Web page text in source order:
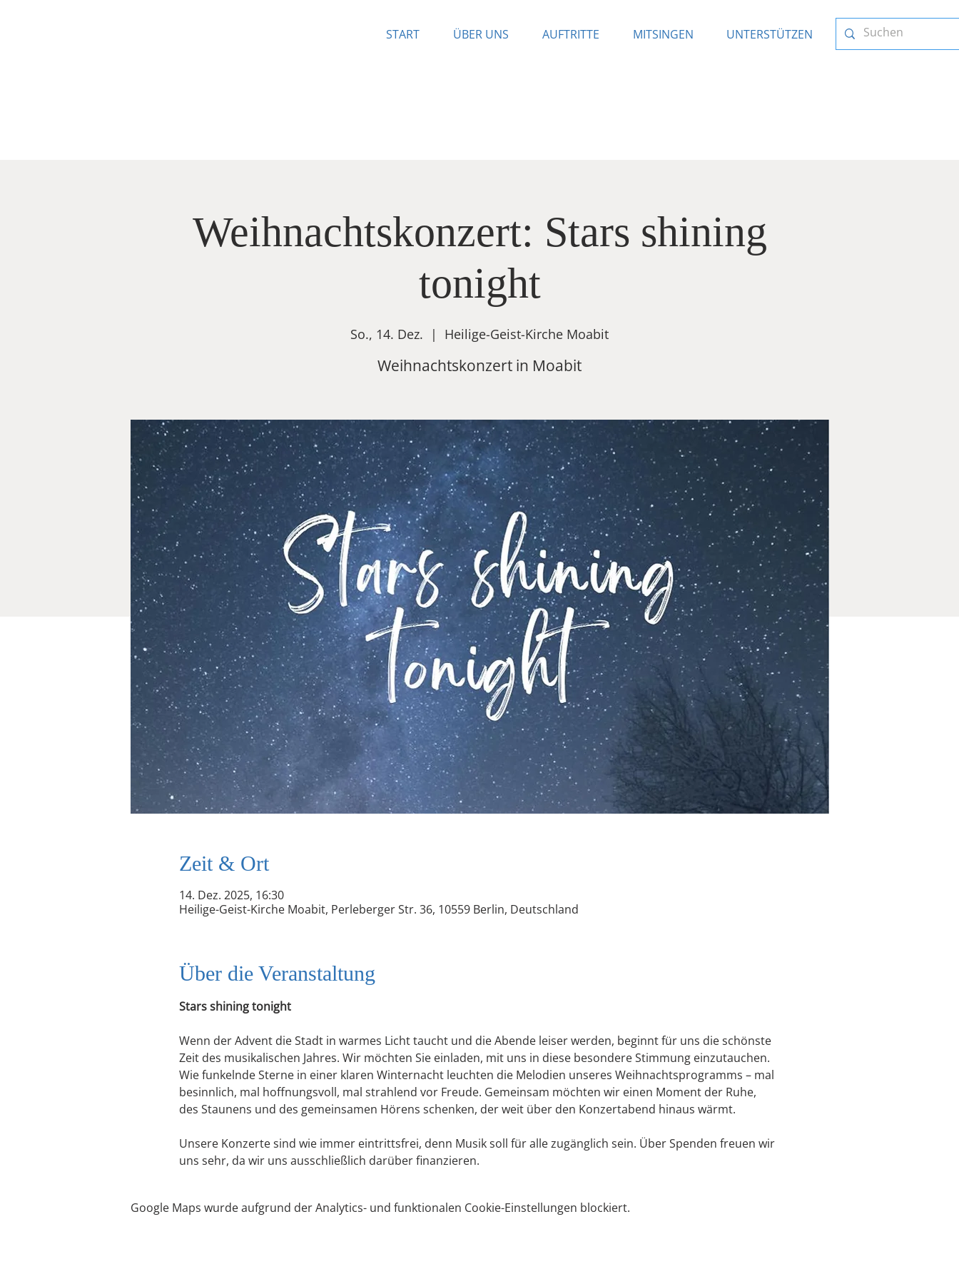
START ÜBER UNS AUFTRITTE MITSINGEN UNTERSTÜTZEN
Weihnachtskonzert: Stars shining
tonight
So., 14. Dez.
  |
Heilige-Geist-Kirche Moabit
Weihnachtskonzert in Moabit
Zeit & Ort
14. Dez. 2025, 16:30
Heilige-Geist-Kirche Moabit, Perleberger Str. 36, 10559 Berlin, Deutschland
Über die Veranstaltung
Stars shining tonight
Wenn der Advent die Stadt in warmes Licht taucht und die Abende leiser werden, beginnt für uns die schönste
Zeit des musikalischen Jahres. Wir möchten Sie einladen, mit uns in diese besondere Stimmung einzutauchen.
Wie funkelnde Sterne in einer klaren Winternacht leuchten die Melodien unseres Weihnachtsprogramms – mal
besinnlich, mal hoffnungsvoll, mal strahlend vor Freude. Gemeinsam möchten wir einen Moment der Ruhe,
des Staunens und des gemeinsamen Hörens schenken, der weit über den Konzertabend hinaus wärmt.
Unsere Konzerte sind wie immer eintrittsfrei, denn Musik soll für alle zugänglich sein. Über Spenden freuen wir
uns sehr, da wir uns ausschließlich darüber finanzieren.
Google Maps wurde aufgrund der Analytics- und funktionalen Cookie-Einstellungen blockiert.